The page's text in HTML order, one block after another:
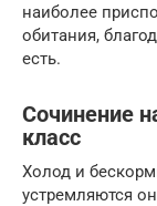
наиболее
обитания,
есть.
Сочинение
класс
Холод и
устремляются